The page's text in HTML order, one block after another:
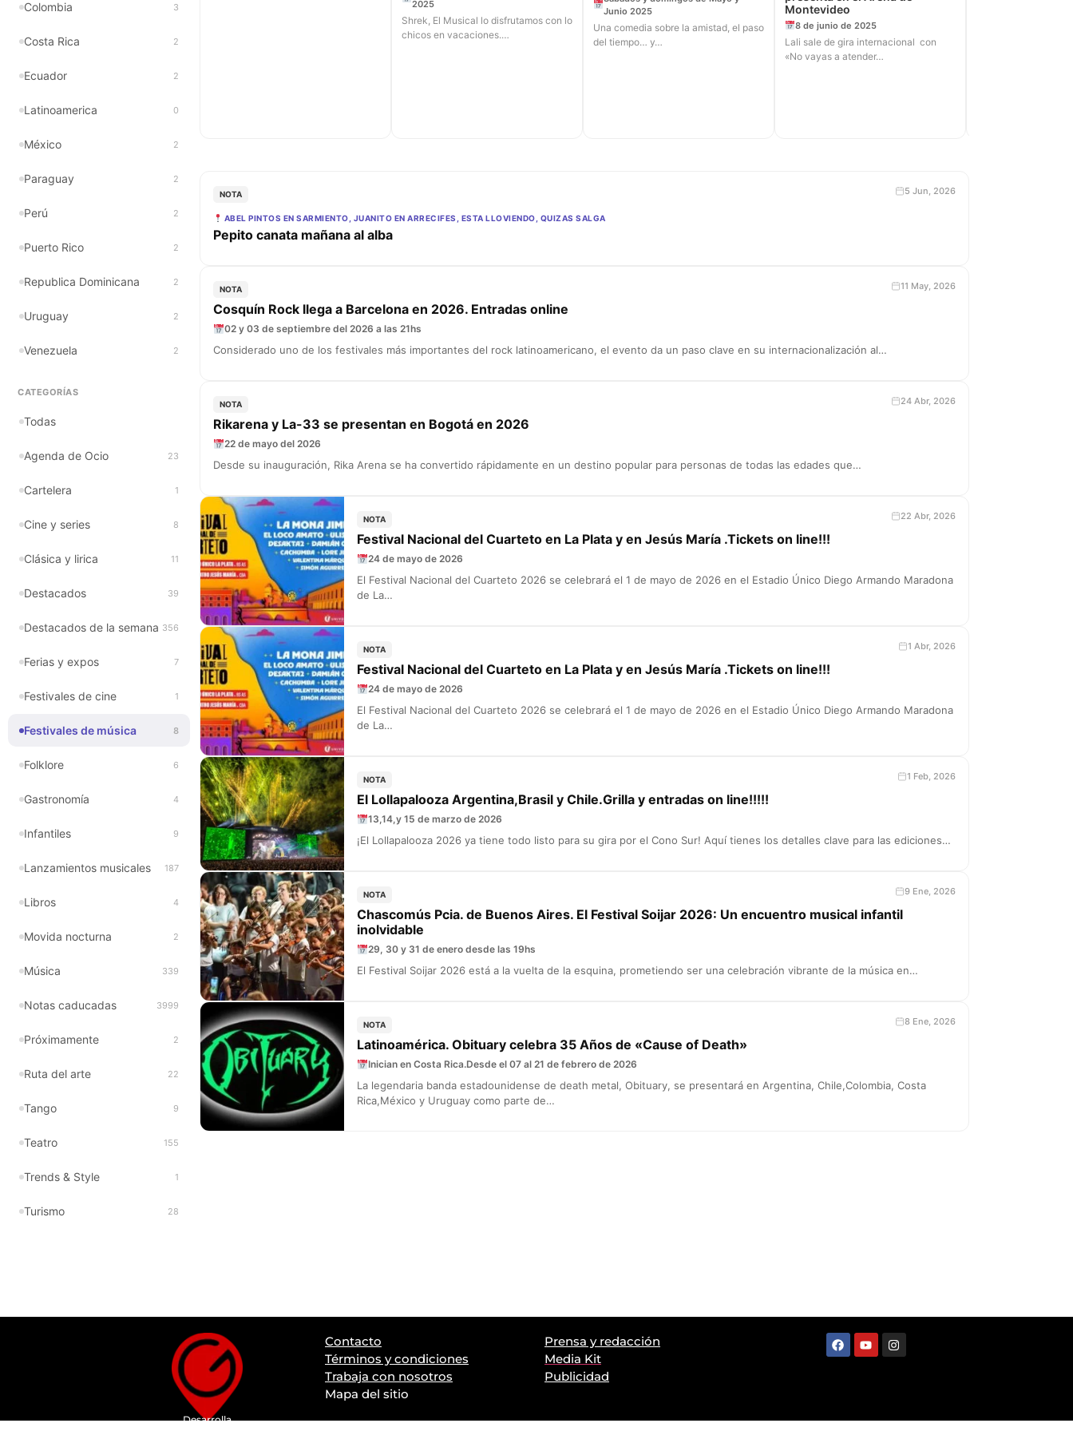
Colombia 3
Costa Rica 2
Ecuador 2
Latinoamerica 0
México 2
Paraguay 2
Perú 2
Puerto Rico 2
Republica Dominicana 2
Uruguay 2
Venezuela 2
CATEGORÍAS
Todas
Agenda de Ocio 23
Cartelera 1
Cine y series 8
Clásica y lirica 11
Destacados 39
Destacados de la semana 356
Ferias y expos 7
Festivales de cine 1
Festivales de música 8
Folklore 6
Gastronomía 4
Infantiles 9
Lanzamientos musicales 187
Libros 4
Movida nocturna 2
Música 339
Notas caducadas 3999
Próximamente 2
Ruta del arte 22
Tango 9
Teatro 155
Trends & Style 1
Turismo 28
2025
Shrek, El Musical lo disfrutamos con lo
chicos en vacaciones.…
Junio 2025
Una comedia sobre la amistad, el paso
del tiempo… y…
Montevideo
8 de junio de 2025
Lali sale de gira internacional con
«No vayas a atender…
NOTA 5 Jun, 2026
ABEL PINTOS EN SARMIENTO, JUANITO EN ARRECIFES, ESTA LLOVIENDO, QUIZAS SALGA
Pepito canata mañana al alba
NOTA 11 May, 2026
Cosquín Rock llega a Barcelona en 2026. Entradas online
02 y 03 de septiembre del 2026 a las 21hs
Considerado uno de los festivales más importantes del rock latinoamericano, el evento da un paso clave en su internacionalización al…
NOTA 24 Abr, 2026
Rikarena y La-33 se presentan en Bogotá en 2026
22 de mayo del 2026
Desde su inauguración, Rika Arena se ha convertido rápidamente en un destino popular para personas de todas las edades que…
NOTA 22 Abr, 2026
Festival Nacional del Cuarteto en La Plata y en Jesús María .Tickets on line!!!
24 de mayo de 2026
El Festival Nacional del Cuarteto 2026 se celebrará el 1 de mayo de 2026 en el Estadio Único Diego Armando Maradona
de La…
NOTA 1 Abr, 2026
Festival Nacional del Cuarteto en La Plata y en Jesús María .Tickets on line!!!
24 de mayo de 2026
El Festival Nacional del Cuarteto 2026 se celebrará el 1 de mayo de 2026 en el Estadio Único Diego Armando Maradona
de La…
NOTA 1 Feb, 2026
El Lollapalooza Argentina,Brasil y Chile.Grilla y entradas on line!!!!!
13,14,y 15 de marzo de 2026
¡El Lollapalooza 2026 ya tiene todo listo para su gira por el Cono Sur! Aquí tienes los detalles clave para las ediciones…
NOTA 9 Ene, 2026
Chascomús Pcia. de Buenos Aires. El Festival Soijar 2026: Un encuentro musical infantil
inolvidable
29, 30 y 31 de enero desde las 19hs
El Festival Soijar 2026 está a la vuelta de la esquina, prometiendo ser una celebración vibrante de la música en…
NOTA 8 Ene, 2026
Latinoamérica. Obituary celebra 35 Años de «Cause of Death»
Inician en Costa Rica.Desde el 07 al 21 de febrero de 2026
La legendaria banda estadounidense de death metal, Obituary, se presentará en Argentina, Chile,Colombia, Costa
Rica,México y Uruguay como parte de…
Desarrolla
Contacto
Términos y condiciones
Trabaja con nosotros
Mapa del sitio
Prensa y redacción
Media Kit
Publicidad